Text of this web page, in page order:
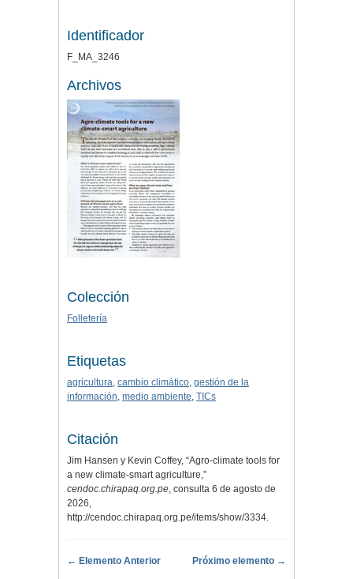
Identificador
F_MA_3246
Archivos
Colección
Folletería
Etiquetas
agricultura, cambio climático, gestión de la
información, medio ambiente, TICs
Citación
Jim Hansen y Kevin Coffey, “Agro-climate tools for
a new climate-smart agriculture,”
cendoc.chirapaq.org.pe, consulta 6 de agosto de
2026,
http://cendoc.chirapaq.org.pe/items/show/3334.
← Elemento Anterior Próximo elemento →